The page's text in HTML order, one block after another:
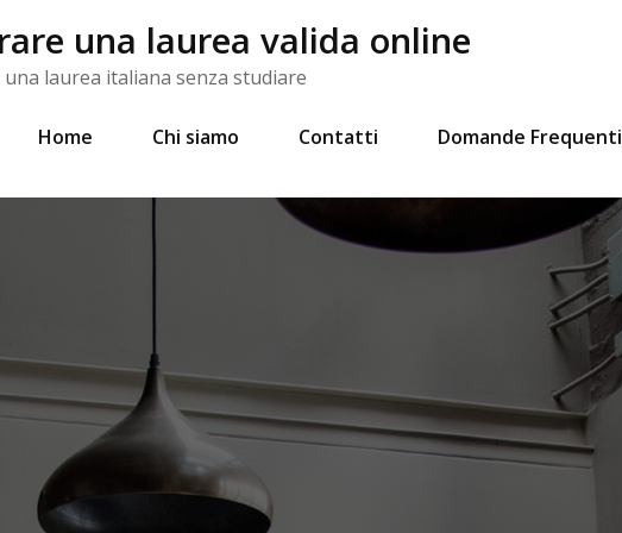
una laurea valida online
laurea italiana senza studiare
Home Chi siamo Contatti Domande Frequenti